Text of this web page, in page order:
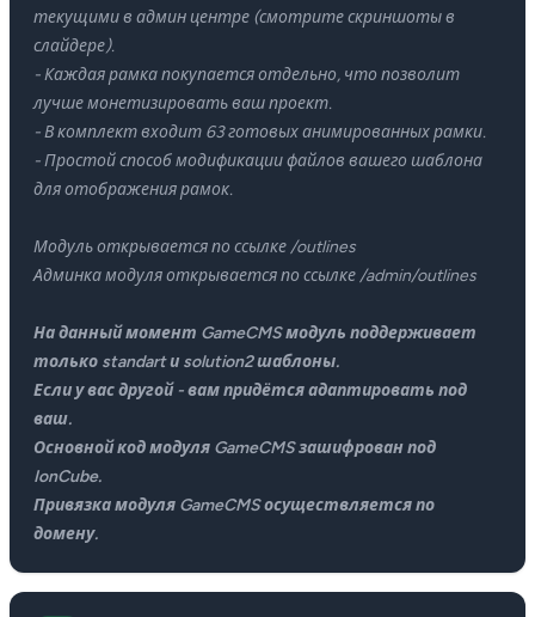
текущими в админ центре (смотрите скриншоты в
слайдере).
- Каждая рамка покупается отдельно, что позволит
лучше монетизировать ваш проект.
- В комплект входит 63 готовых анимированных рамки.
- Простой способ модификации файлов вашего шаблона
для отображения рамок.
Модуль открывается по ссылке /outlines
Админка модуля открывается по ссылке /admin/outlines
На данный момент GameCMS модуль поддерживает
только standart и solution2 шаблоны.
Если у вас другой - вам придётся адаптировать под
ваш.
Основной код модуля GameCMS зашифрован под
IonCube.
Привязка модуля GameCMS осуществляется по
домену.